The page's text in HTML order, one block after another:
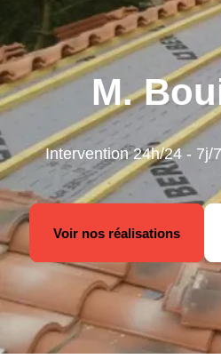
M.
Intervention 24h/24 - 7j/
Voir nos réalisations